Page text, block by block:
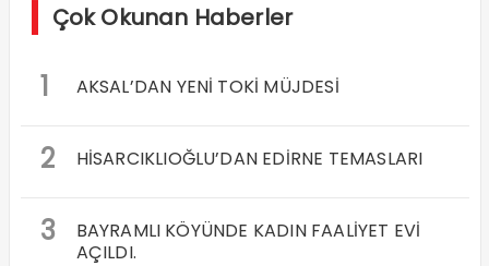
Çok Okunan Haberler
1 AKSAL’DAN YENİ TOKİ MÜJDESİ
2 HİSARCIKLIOĞLU’DAN EDİRNE TEMASLARI
3
BAYRAMLI KÖYÜNDE KADIN FAALİYET EVİ
AÇILDI.